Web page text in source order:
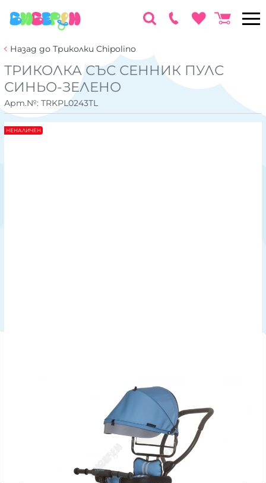
Назад до Триколки Chipolino
ТРИКОЛКА СЪС СЕННИК ПУЛС
СИНЬО-ЗЕЛЕНО
Арт.№: TRKPL0243TL
НЕНАЛИЧЕН